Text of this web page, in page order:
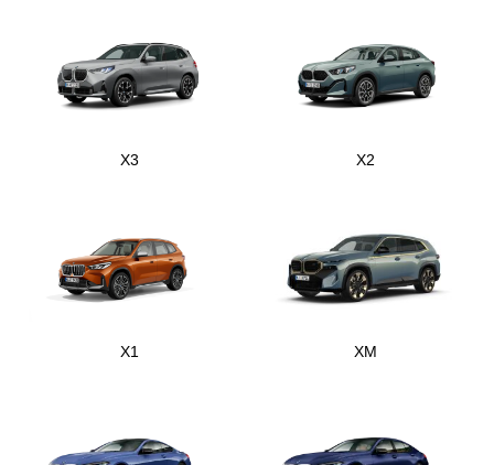
X3 X2
X1 XM